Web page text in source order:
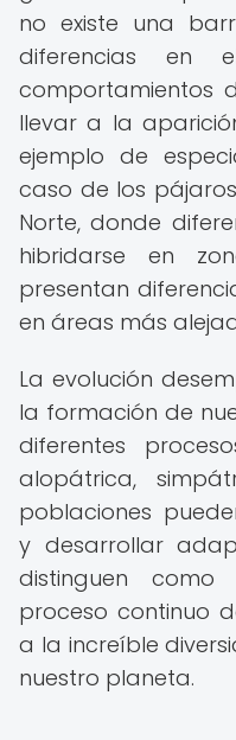
no existe una
diferencias
comportamientos
llevar a la
ejemplo de
caso de los
Norte, donde
hibridarse en
presentan
en áreas más
La evolución
la formación de
diferentes
alopátrica,
poblaciones
y desarrollar
distinguen como
proceso continuo
a la increíble
nuestro planeta.